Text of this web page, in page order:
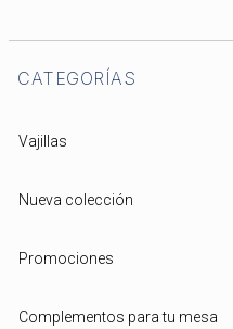
CATEGORÍAS
Vajillas
Nueva colección
Promociones
Complementos para tu mesa